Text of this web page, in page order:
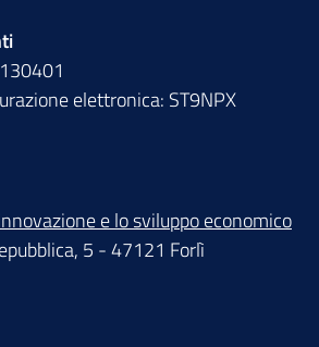
elettronica: ST9NPX
e lo sviluppo economico
5 - 47121 Forlì